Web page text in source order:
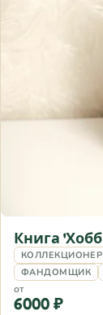
Книга
КОЛЛЕКЦИОНЕР
ФАНДОМЩИК
от
6000 ₽